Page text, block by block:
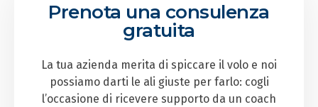
Prenota una consulenza
gratuita
La tua azienda merita di spiccare il volo e noi
possiamo darti le ali giuste per farlo: cogli
l’occasione di ricevere supporto da un coach